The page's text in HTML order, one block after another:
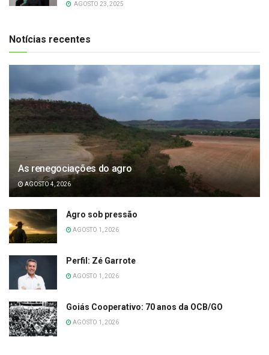
AGOSTO 23, 2025
Notícias recentes
As renegociações do agro
AGOSTO 4, 2026
Agro sob pressão
AGOSTO 1, 2026
Perfil: Zé Garrote
AGOSTO 1, 2026
Goiás Cooperativo: 70 anos da OCB/GO
AGOSTO 1, 2026